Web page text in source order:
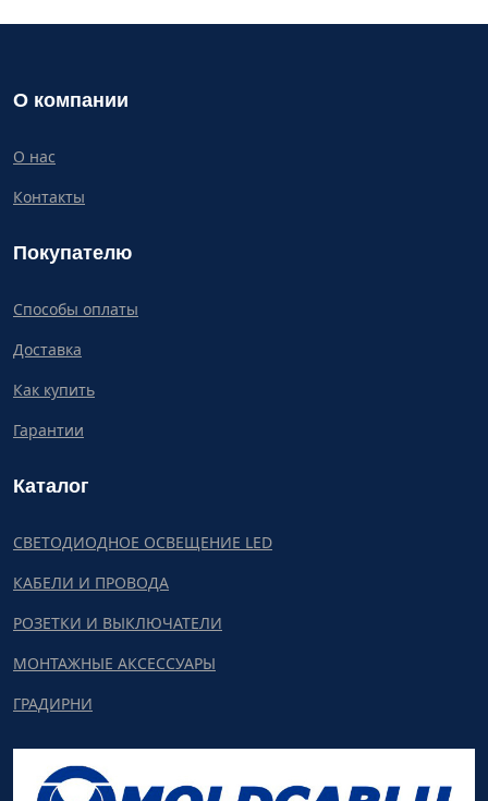
О компании
О нас
Контакты
Покупателю
Способы оплаты
Доставка
Как купить
Гарантии
Каталог
СВЕТОДИОДНОЕ ОСВЕЩЕНИЕ LED
КАБЕЛИ И ПРОВОДА
РОЗЕТКИ И ВЫКЛЮЧАТЕЛИ
МОНТАЖНЫЕ АКСЕССУАРЫ
ГРАДИРНИ